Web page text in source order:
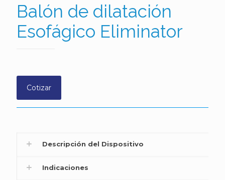
Balón de dilatación
Esofágico Eliminator
Cotizar
Descripción del Dispositivo
Indicaciones